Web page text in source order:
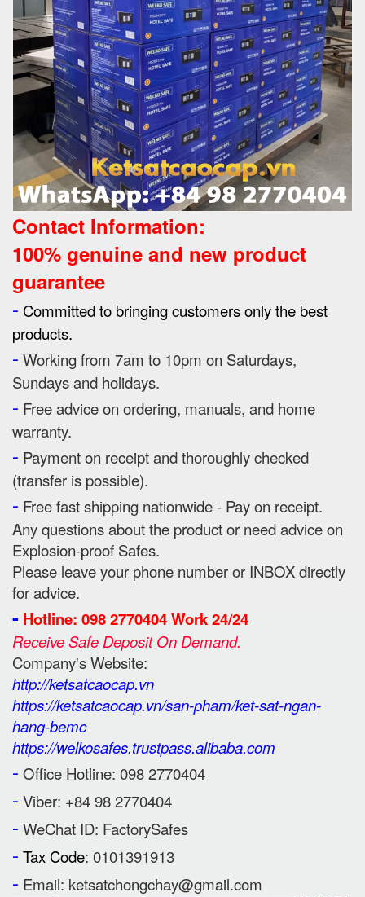
Contact Information:
100% genuine and new product
guarantee
- Committed to bringing customers only the best
products.
- Working from 7am to 10pm on Saturdays,
Sundays and holidays.
- Free advice on ordering, manuals, and home
warranty.
- Payment on receipt and thoroughly checked
(transfer is possible).
- Free fast shipping nationwide - Pay on receipt.
Any questions about the product or need advice on
Explosion-proof Safes.
Please leave your phone number or INBOX directly
for advice.
- Hotline: 098 2770404 Work 24/24
Receive Safe Deposit On Demand.
Company's Website:
http://ketsatcaocap.vn
https://ketsatcaocap.vn/san-pham/ket-sat-ngan-
hang-bemc
https://welkosafes.trustpass.alibaba.com
- Office Hotline: 098 2770404
- Viber: +84 98 2770404
- WeChat ID: FactorySafes
- Tax Code: 0101391913
- Email: ketsatchongchay@gmail.com